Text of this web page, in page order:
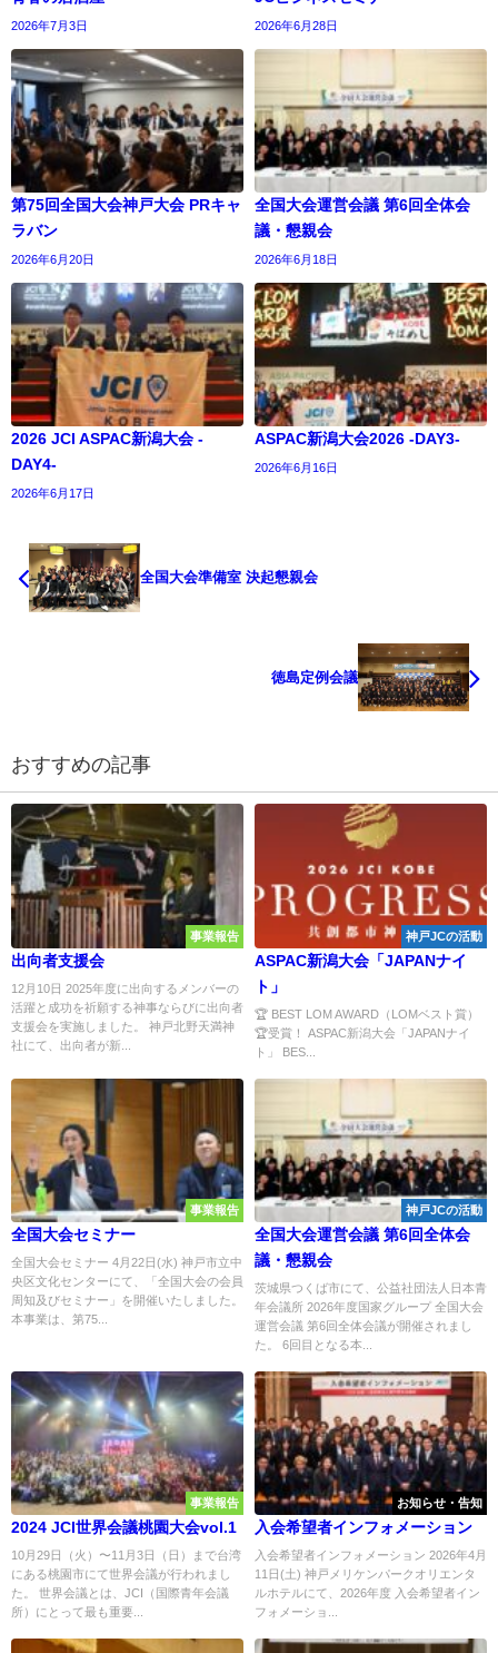
2026年7月3日 2026年6月28日
第75回全国大会神戸大会 PRキャ
ラバン
2026年6月20日
全国大会運営会議 第6回全体会
議・懇親会
2026年6月18日
2026 JCI ASPAC新潟大会 -
DAY4-
2026年6月17日
ASPAC新潟大会2026 -DAY3-
2026年6月16日
全国大会準備室 決起懇親会
徳島定例会議
おすすめの記事
事業報告
出向者支援会
12月10日 2025年度に出向するメンバーの
活躍と成功を祈願する神事ならびに出向者
支援会を実施しました。 神戸北野天満神
社にて、出向者が新...
神戸JCの活動
ASPAC新潟大会「JAPANナイ
ト」
🏆 BEST LOM AWARD（LOMベスト賞）
🏆受賞！ ASPAC新潟大会「JAPANナイ
ト」 BES...
事業報告
全国大会セミナー
全国大会セミナー 4月22日(水) 神戸市立中
央区文化センターにて、「全国大会の会員
周知及びセミナー」を開催いたしました。
本事業は、第75...
神戸JCの活動
全国大会運営会議 第6回全体会
議・懇親会
茨城県つくば市にて、公益社団法人日本青
年会議所 2026年度国家グループ 全国大会
運営会議 第6回全体会議が開催されまし
た。 6回目となる本...
事業報告
2024 JCI世界会議桃園大会vol.1
10月29日（火）〜11月3日（日）まで台湾
にある桃園市にて世界会議が行われまし
た。 世界会議とは、JCI（国際青年会議
所）にとって最も重要...
お知らせ・告知
入会希望者インフォメーション
入会希望者インフォメーション 2026年4月
11日(土) 神戸メリケンパークオリエンタ
ルホテルにて、2026年度 入会希望者イン
フォメーショ...